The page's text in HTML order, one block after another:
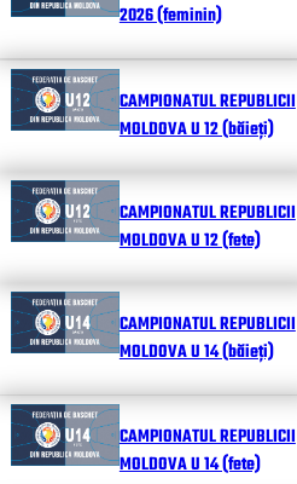
2026 (feminin)
CAMPIONATUL REPUBLICII
MOLDOVA U 12 (băieți)
CAMPIONATUL REPUBLICII
MOLDOVA U 12 (fete)
CAMPIONATUL REPUBLICII
MOLDOVA U 14 (băieți)
CAMPIONATUL REPUBLICII
MOLDOVA U 14 (fete)